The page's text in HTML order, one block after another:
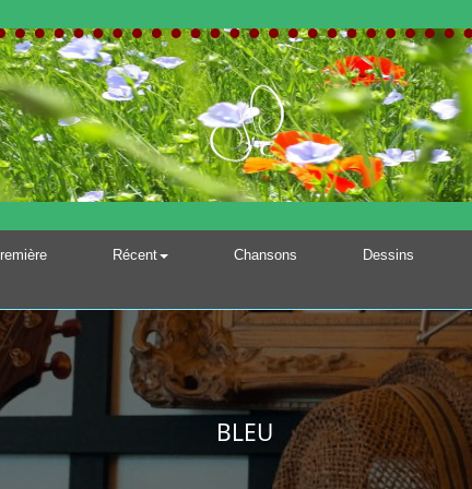
Récent Chansons Dessins
BLEU